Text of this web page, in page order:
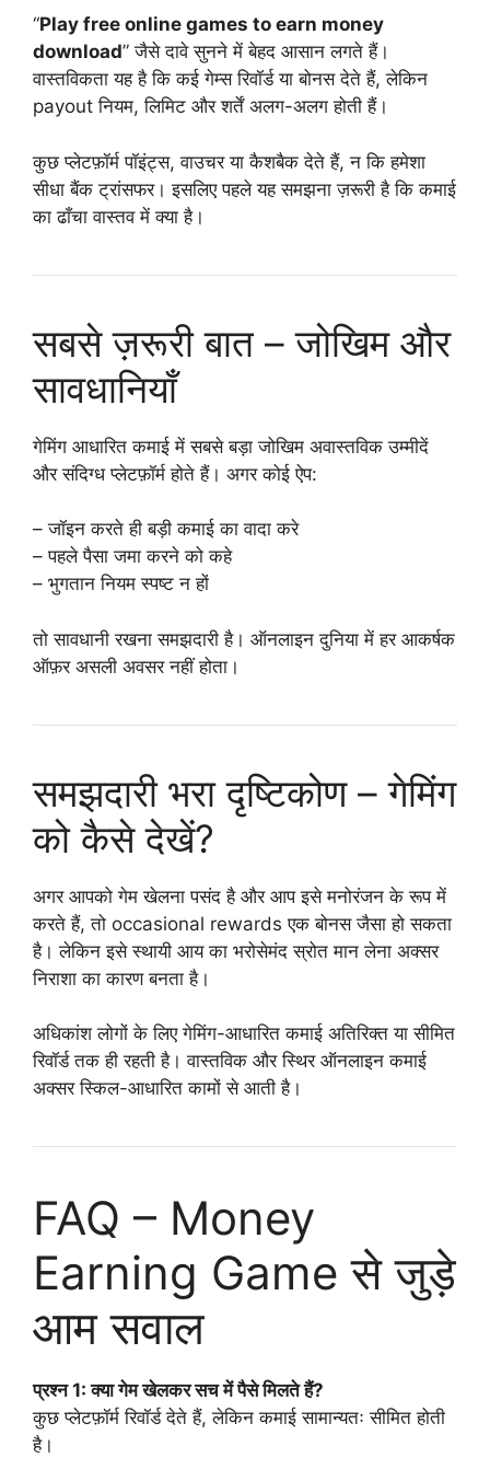
“Play free online games to earn money
download” जैसे दावे सुनने में बेहद आसान लगते हैं।
वास्तविकता यह है कि कई गेम्स रिवॉर्ड या बोनस देते हैं, लेकिन
payout नियम, लिमिट और शर्तें अलग-अलग होती हैं।
कुछ प्लेटफ़ॉर्म पॉइंट्स, वाउचर या कैशबैक देते हैं, न कि हमेशा
सीधा बैंक ट्रांसफर। इसलिए पहले यह समझना ज़रूरी है कि कमाई
का ढाँचा वास्तव में क्या है।
सबसे ज़रूरी बात – जोखिम और
सावधानियाँ
गेमिंग आधारित कमाई में सबसे बड़ा जोखिम अवास्तविक उम्मीदें
और संदिग्ध प्लेटफ़ॉर्म होते हैं। अगर कोई ऐप:
– जॉइन करते ही बड़ी कमाई का वादा करे
– पहले पैसा जमा करने को कहे
– भुगतान नियम स्पष्ट न हों
तो सावधानी रखना समझदारी है। ऑनलाइन दुनिया में हर आकर्षक
ऑफ़र असली अवसर नहीं होता।
समझदारी भरा दृष्टिकोण – गेमिंग
को कैसे देखें?
अगर आपको गेम खेलना पसंद है और आप इसे मनोरंजन के रूप में
करते हैं, तो occasional rewards एक बोनस जैसा हो सकता
है। लेकिन इसे स्थायी आय का भरोसेमंद स्रोत मान लेना अक्सर
निराशा का कारण बनता है।
अधिकांश लोगों के लिए गेमिंग-आधारित कमाई अतिरिक्त या सीमित
रिवॉर्ड तक ही रहती है। वास्तविक और स्थिर ऑनलाइन कमाई
अक्सर स्किल-आधारित कामों से आती है।
FAQ – Money
Earning Game से जुड़े
आम सवाल
प्रश्न 1: क्या गेम खेलकर सच में पैसे मिलते हैं?
कुछ प्लेटफ़ॉर्म रिवॉर्ड देते हैं, लेकिन कमाई सामान्यतः सीमित होती
है।